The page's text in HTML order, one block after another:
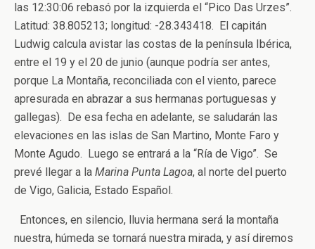
las 12:30:06 rebasó por la izquierda el “Pico Das Urzes”.
Latitud: 38.805213; longitud: -28.343418. El capitán
Ludwig calcula avistar las costas de la península Ibérica,
entre el 19 y el 20 de junio (aunque podría ser antes,
porque La Montaña, reconciliada con el viento, parece
apresurada en abrazar a sus hermanas portuguesas y
gallegas). De esa fecha en adelante, se saludarán las
elevaciones en las islas de San Martino, Monte Faro y
Monte Agudo. Luego se entrará a la “Ría de Vigo”. Se
prevé llegar a la Marina Punta Lagoa, al norte del puerto
de Vigo, Galicia, Estado Español.
Entonces, en silencio, lluvia hermana será la montaña
nuestra, húmeda se tornará nuestra mirada, y así diremos